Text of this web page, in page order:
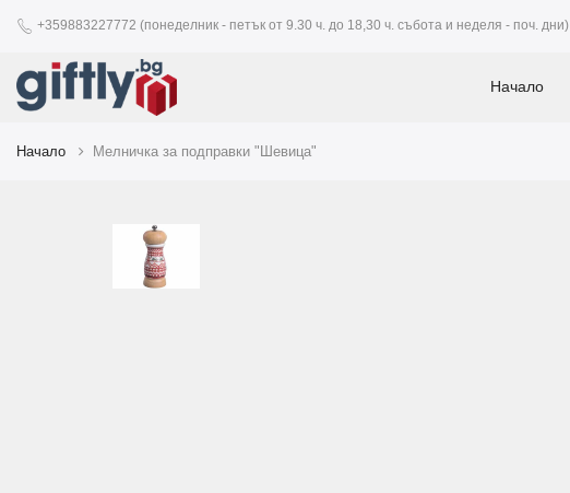
+359883227772 (понеделник - петък от 9.30 ч. до 18,30 ч. събота и неделя - поч. дни)
Начало
Начало Мелничка за подправки "Шевица"